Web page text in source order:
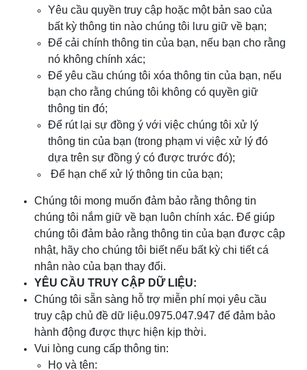
Yêu cầu quyền truy cập hoặc một bản sao của
bất kỳ thông tin nào chúng tôi lưu giữ về bạn;
Để cải chính thông tin của bạn, nếu bạn cho rằng
nó không chính xác;
Để yêu cầu chúng tôi xóa thông tin của bạn, nếu
bạn cho rằng chúng tôi không có quyền giữ
thông tin đó;
Để rút lại sự đồng ý với việc chúng tôi xử lý
thông tin của bạn (trong phạm vi việc xử lý đó
dựa trên sự đồng ý có được trước đó);
Để hạn chế xử lý thông tin của bạn;
Chúng tôi mong muốn đảm bảo rằng thông tin
chúng tôi nắm giữ về bạn luôn chính xác. Để giúp
chúng tôi đảm bảo rằng thông tin của bạn được cập
nhật, hãy cho chúng tôi biết nếu bất kỳ chi tiết cá
nhân nào của bạn thay đổi.
YÊU CẦU TRUY CẬP DỮ LIỆU:
Chúng tôi sẵn sàng hỗ trợ miễn phí mọi yêu cầu
truy cập chủ đề dữ liệu.0975.047.947 để đảm bảo
hành động được thực hiện kịp thời.
Vui lòng cung cấp thông tin:
Họ và tên: